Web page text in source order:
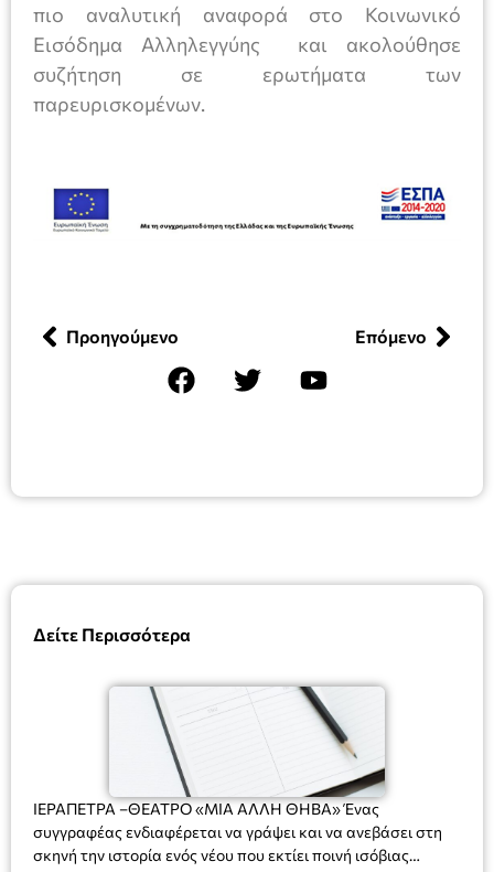
Δείτε Περισσότερα
ΙΕΡΑΠΕΤΡΑ –ΘΕΑΤΡΟ «ΜΙΑ ΑΛΛΗ ΘΗΒΑ» Ένας
συγγραφέας ενδιαφέρεται να γράψει και να ανεβάσει στη
σκηνή την ιστορία ενός νέου που εκτίει ποινή ισόβιας
πιο αναλυτική αναφορά στο Κοινωνικό
Εισόδημα Αλληλεγγύης και ακολούθησε
συζήτηση σε ερωτήματα των
παρευρισκομένων.
Προηγούμενο Επόμενο